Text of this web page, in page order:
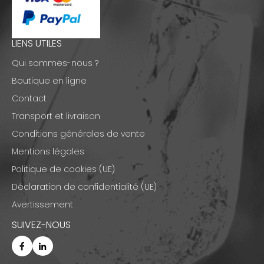
LIENS UTILES
Qui sommes-nous ?
Boutique en ligne
Contact
Transport et livraison
Conditions générales de vente
Mentions légales
Politique de cookies (UE)
Déclaration de confidentialité (UE)
Avertissement
SUIVEZ-NOUS